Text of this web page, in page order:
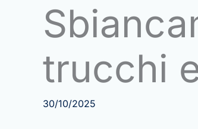
trucchi
30/10/2025